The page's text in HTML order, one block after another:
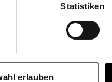
Statistiken
erlauben
DEM LAUFENDEN
Sie 10 EUR